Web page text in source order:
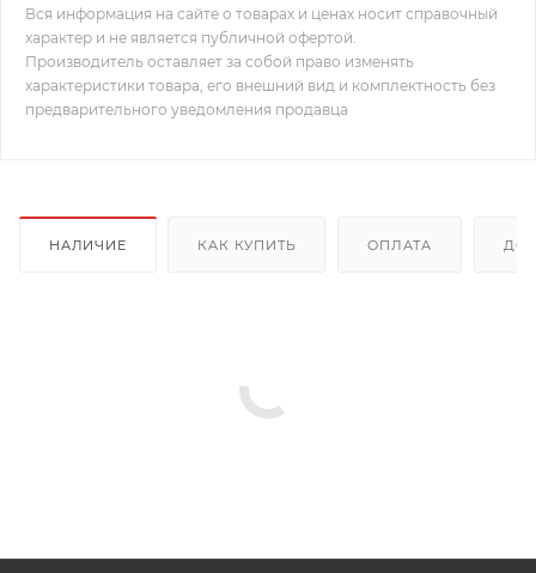
Вся информация на сайте о товарах и ценах носит справочный
характер и не является публичной офертой.
Производитель оставляет за собой право изменять
характеристики товара, его внешний вид и комплектность без
предварительного уведомления продавца
НАЛИЧИЕ КАК КУПИТЬ ОПЛАТА